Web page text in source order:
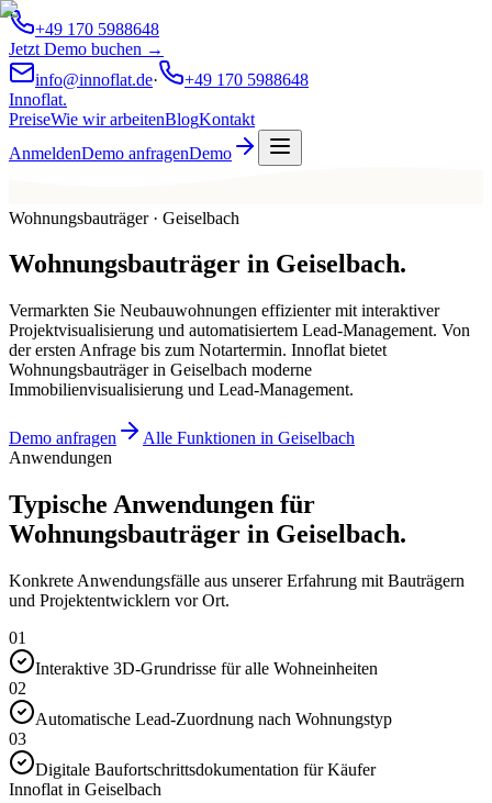
+49 170 5988648
Jetzt Demo buchen →
info@innoflat.de·
+49 170 5988648
Innoflat.
PreiseWie wir arbeitenBlogKontakt
AnmeldenDemo anfragenDemo
Wohnungsbauträger · Geiselbach
Wohnungsbauträger in Geiselbach.
Vermarkten Sie Neubauwohnungen effizienter mit interaktiver
Projektvisualisierung und automatisiertem Lead-Management. Von
der ersten Anfrage bis zum Notartermin. Innoflat bietet
Wohnungsbauträger in Geiselbach moderne
Immobilienvisualisierung und Lead-Management.
Demo anfragen
Alle Funktionen in Geiselbach
Anwendungen
Typische Anwendungen für
Wohnungsbauträger in Geiselbach.
Konkrete Anwendungsfälle aus unserer Erfahrung mit Bauträgern
und Projektentwicklern vor Ort.
01
Interaktive 3D-Grundrisse für alle Wohneinheiten
02
Automatische Lead-Zuordnung nach Wohnungstyp
03
Digitale Baufortschrittsdokumentation für Käufer
Innoflat in Geiselbach